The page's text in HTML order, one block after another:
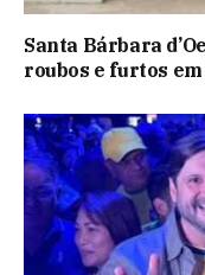
Santa Bárbara
roubos e furtos em